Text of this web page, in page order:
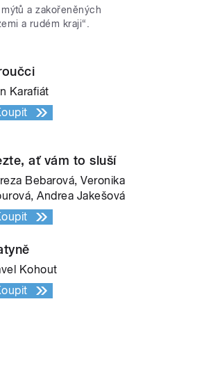
a zakořeněných
a rudém kraji“.
Karafiát
ať vám to sluší
Bebarová, Veronika
Andrea Jakešová
Kohout